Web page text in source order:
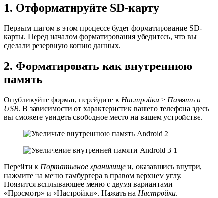
1. Отформатируйте SD-карту
Первым шагом в этом процессе будет форматирование SD-
карты. Перед началом форматирования убедитесь, что вы
сделали резервную копию данных.
2. Форматировать как внутреннюю
память
Опубликуйте формат, перейдите к Настройки > Память и
USB. В зависимости от характеристик вашего телефона здесь
вы сможете увидеть свободное место на вашем устройстве.
Перейти к Портативное хранилище и, оказавшись внутри,
нажмите на меню гамбургера в правом верхнем углу.
Появится всплывающее меню с двумя вариантами —
«Просмотр» и «Настройки». Нажать на Настройки.